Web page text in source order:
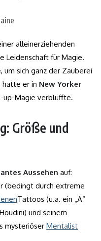
alleinerziehenden
Leidenschaft für Magie.
um sich ganz der Zauberei
hatte er in New Yorker
up-Magie verblüffte.
Größe und
Aussehen auf:
(bedingt durch extreme
Tattoos (u.a. ein „A“
und seinem
mysteriöser Mentalist